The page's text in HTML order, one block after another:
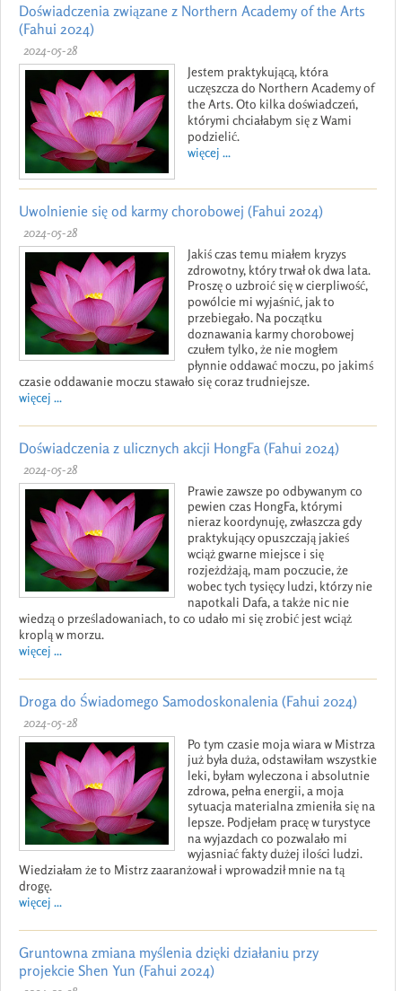
Doświadczenia związane z Northern Academy of the Arts
(Fahui 2024)
2024-05-28
Jestem praktykującą, która
uczęszcza do Northern Academy of
the Arts. Oto kilka doświadczeń,
którymi chciałabym się z Wami
podzielić.
więcej ...
Uwolnienie się od karmy chorobowej (Fahui 2024)
2024-05-28
Jakiś czas temu miałem kryzys
zdrowotny, który trwał ok dwa lata.
Proszę o uzbroić się w cierpliwość,
powólcie mi wyjaśnić, jak to
przebiegało. Na początku
doznawania karmy chorobowej
czułem tylko, że nie mogłem
płynnie oddawać moczu, po jakimś
czasie oddawanie moczu stawało się coraz trudniejsze.
więcej ...
Doświadczenia z ulicznych akcji HongFa (Fahui 2024)
2024-05-28
Prawie zawsze po odbywanym co
pewien czas HongFa, którymi
nieraz koordynuję, zwłaszcza gdy
praktykujący opuszczają jakieś
wciąż gwarne miejsce i się
rozjeżdżają, mam poczucie, że
wobec tych tysięcy ludzi, którzy nie
napotkali Dafa, a także nic nie
wiedzą o prześladowaniach, to co udało mi się zrobić jest wciąż
kroplą w morzu.
więcej ...
Droga do Świadomego Samodoskonalenia (Fahui 2024)
2024-05-28
Po tym czasie moja wiara w Mistrza
już była duża, odstawiłam wszystkie
leki, byłam wyleczona i absolutnie
zdrowa, pełna energii, a moja
sytuacja materialna zmieniła się na
lepsze. Podjełam pracę w turystyce
na wyjazdach co pozwalało mi
wyjasniać fakty dużej ilości ludzi.
Wiedziałam że to Mistrz zaaranżował i wprowadził mnie na tą
drogę.
więcej ...
Gruntowna zmiana myślenia dzięki działaniu przy
projekcie Shen Yun (Fahui 2024)